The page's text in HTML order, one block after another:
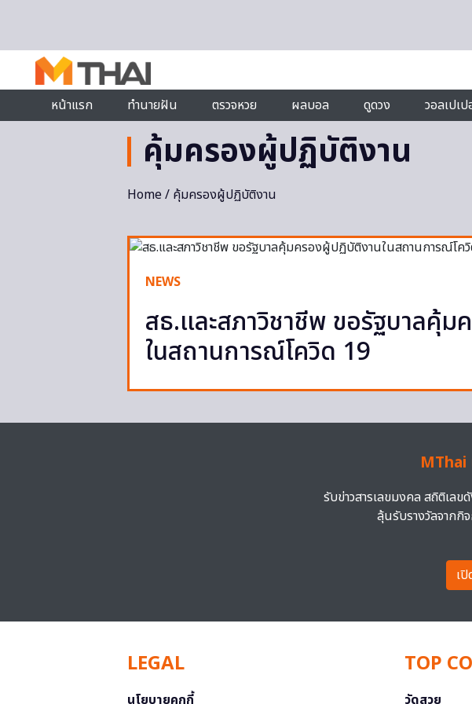
หน้าแรก
ทำนายฝัน ตรวจหวย ผลบอล ดูดวง วอลเปเ
คุ้มครองผู้ปฏิบัติงาน
Home/ คุ้มครองผู้ปฏิบัติงาน
NEWS
สธ.และสภาวิชาชีพ ขอรัฐบาลคุ้
ในสถานการณ์โควิด 19
MThai
รับข่าวสารเลขมงคล สถิติเลข
ลุ้นรับรางวัลจากกิ
เ
LEGAL
นโยบายคุกกี้
TOP
วัดสวย